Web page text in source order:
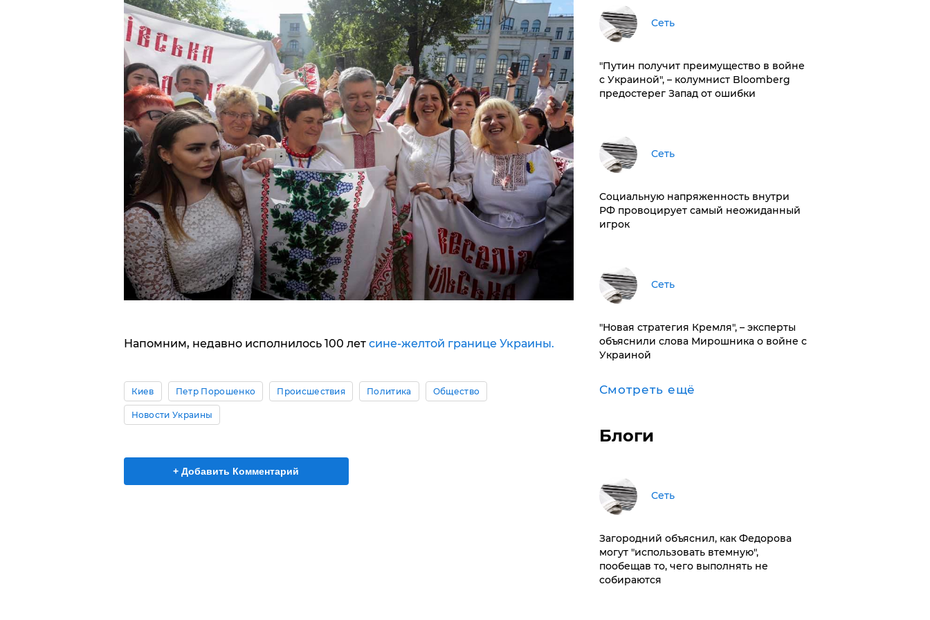
Напомним, недавно исполнилось 100 лет сине-желтой границе Украины.
Киев Петр Порошенко Происшествия Политика Общество
Новости Украины
+ Добавить Комментарий
Сеть
"Путин получит преимущество в войне
с Украиной", – колумнист Bloomberg
предостерег Запад от ошибки
Сеть
Социальную напряженность внутри
РФ провоцирует самый неожиданный
игрок
Сеть
"Новая стратегия Кремля", – эксперты
объяснили слова Мирошника о войне с
Украиной
Смотреть ещё
Блоги
Сеть
Загородний объяснил, как Федорова
могут "использовать втемную",
пообещав то, чего выполнять не
собираются